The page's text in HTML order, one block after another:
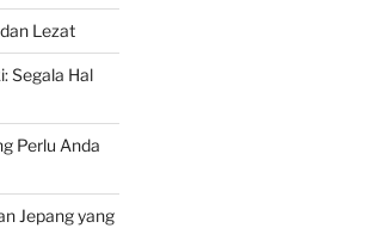
Lezat
Segala Hal
Perlu Anda
Jepang yang